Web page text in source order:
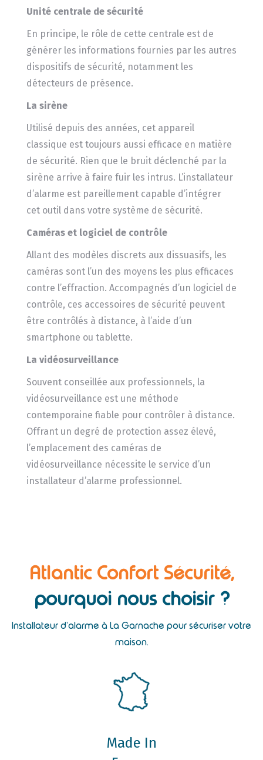
Unité centrale de sécurité
En principe, le rôle de cette centrale est de
générer les informations fournies par les autres
dispositifs de sécurité, notamment les
détecteurs de présence.
La sirène
Utilisé depuis des années, cet appareil
classique est toujours aussi efficace en matière
de sécurité. Rien que le bruit déclenché par la
sirène arrive à faire fuir les intrus. L’installateur
d’alarme est pareillement capable d’intégrer
cet outil dans votre système de sécurité.
Caméras et logiciel de contrôle
Allant des modèles discrets aux dissuasifs, les
caméras sont l’un des moyens les plus efficaces
contre l’effraction. Accompagnés d’un logiciel de
contrôle, ces accessoires de sécurité peuvent
être contrôlés à distance, à l’aide d’un
smartphone ou tablette.
La vidéosurveillance
Souvent conseillée aux professionnels, la
vidéosurveillance est une méthode
contemporaine fiable pour contrôler à distance.
Offrant un degré de protection assez élevé,
l’emplacement des caméras de
vidéosurveillance nécessite le service d’un
installateur d’alarme professionnel.
Atlantic Confort Sécurité,
pourquoi nous choisir ?
Installateur d’alarme à La Garnache pour sécuriser votre
maison.
Made In